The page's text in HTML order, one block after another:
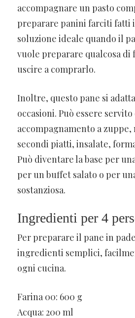
accompagnare un pasto
preparare panini farciti fatti
soluzione ideale quando il
vuole preparare qualcosa di
uscire a comprarlo.
Inoltre, questo pane si
occasioni. Può essere servito
accompagnamento a
secondi piatti, insalate,
Può diventare la base per
per un buffet salato o per
sostanziosa.
Ingredienti per 4
Per preparare il pane in
ingredienti semplici,
ogni cucina.
Farina 00: 600 g
Acqua: 200 ml